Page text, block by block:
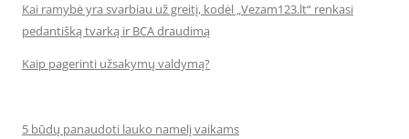
Kai ramybė yra svarbiau už greitį, kodėl „Vezam123.lt“ renkasi
pedantišką tvarką ir BCA draudimą
Kaip pagerinti užsakymų valdymą?
5 būdų panaudoti lauko namelį vaikams